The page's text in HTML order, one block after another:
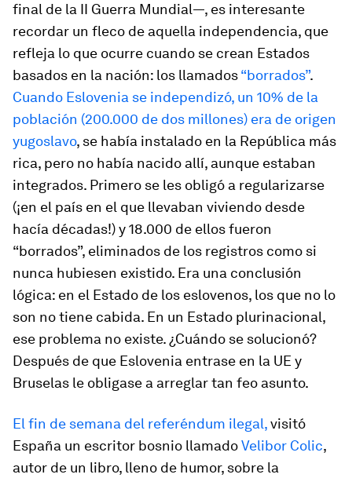
final de la II Guerra Mundial—, es interesante
recordar un fleco de aquella independencia, que
refleja lo que ocurre cuando se crean Estados
basados en la nación: los llamados“borrados”.
Cuando Eslovenia se independizó, un 10% de la
población (200.000 de dos millones) era de origen
yugoslavo, se había instalado en la República más
rica, pero no había nacido allí, aunque estaban
integrados. Primero se les obligó a regularizarse
(¡en el país en el que llevaban viviendo desde
hacía décadas!) y 18.000 de ellos fueron
“borrados”, eliminados de los registros como si
nunca hubiesen existido. Era una conclusión
lógica: en el Estado de los eslovenos, los que no lo
son no tiene cabida. En un Estado plurinacional,
ese problema no existe. ¿Cuándo se solucionó?
Después de que Eslovenia entrase en la UE y
Bruselas le obligase a arreglar tan feo asunto.
El fin de semana del referéndum ilegal,visitó
España un escritor bosnio llamadoVelibor Colic,
autor de un libro, lleno de humor, sobre la